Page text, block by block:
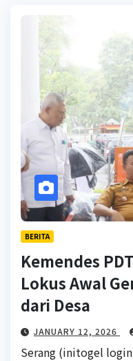
BERITA
Kemendes
Lokus Awal
dari Desa
JANUARY 12, 2026
Serang (initogel